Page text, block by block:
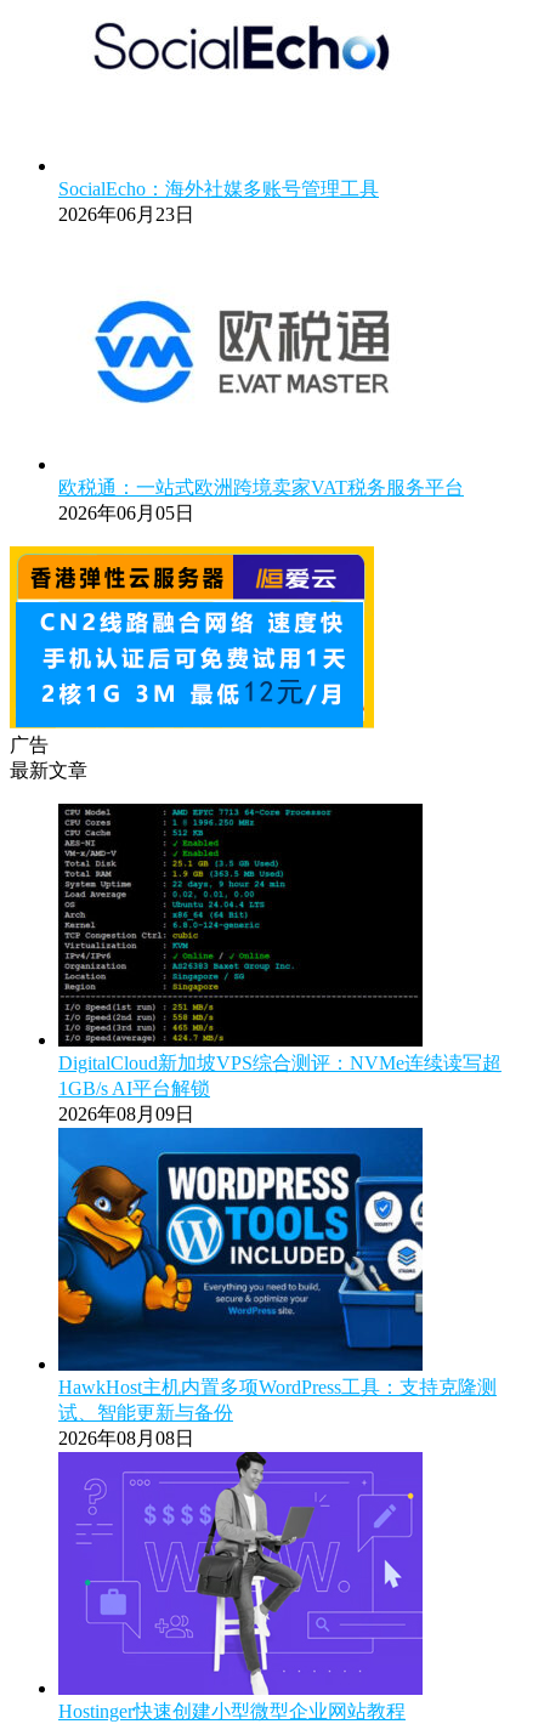
SocialEcho：海外社媒多账号管理工具
2026年06月23日
欧税通：一站式欧洲跨境卖家VAT税务服务平台
2026年06月05日
广告
最新文章
DigitalCloud新加坡VPS综合测评：NVMe连续读写超
1GB/s AI平台解锁
2026年08月09日
HawkHost主机内置多项WordPress工具：支持克隆测
试、智能更新与备份
2026年08月08日
Hostinger快速创建小型微型企业网站教程